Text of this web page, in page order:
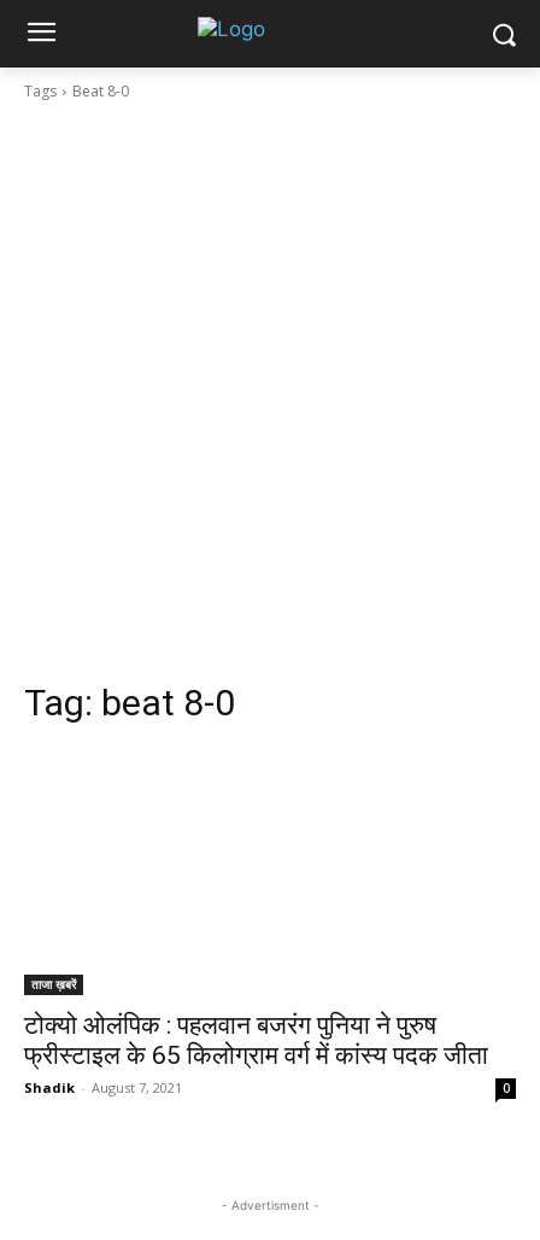
Tags Beat 8-0
Tag: beat 8-0
ताजा ख़बरें
टोक्यो ओलंपिक : पहलवान बजरंग पुनिया ने पुरुष
फ्रीस्टाइल के 65 किलोग्राम वर्ग में कांस्य पदक जीता
Shadik - August 7, 2021 0
- Advertisment -